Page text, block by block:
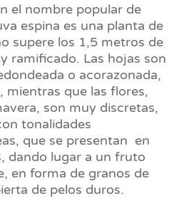
el nombre popular de
espina es una planta de
supere los 1,5 metros de
ramificado. Las hojas son
o acorazonada,
mientras que las flores,
son muy discretas,
tonalidades
que se presentan en
dando lugar a un fruto
en forma de granos de
de pelos duros.